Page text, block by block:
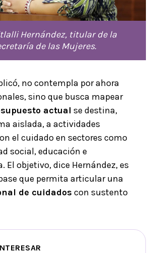
Hernández, titular de la
de las Mujeres.
no contempla por ahora
sino que busca mapear
actual se destina,
aislada, a actividades
el cuidado en sectores como
social, educación e
El objetivo, dice Hernández, es
que permita articular una
de cuidados con sustento